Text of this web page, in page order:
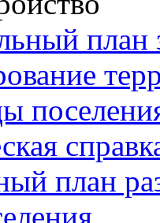
план
план